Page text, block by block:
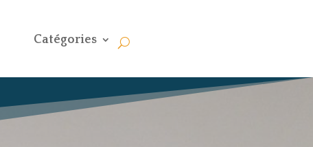
Catégories